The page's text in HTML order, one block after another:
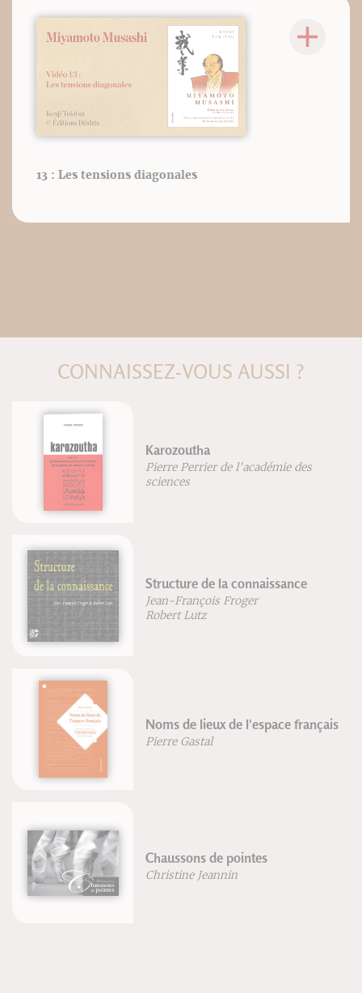
13 : Les tensions diagonales
CONNAISSEZ-VOUS AUSSI ?
Atelier corps et mémoire
Janick Masse-Biron
Manuel pratique d'aromathérapie
au quotidien
Patrice De Bonneval
Franck Dubus
ePub : Les songes et les rêves
Le Sabre japonais
Gregory Irvine